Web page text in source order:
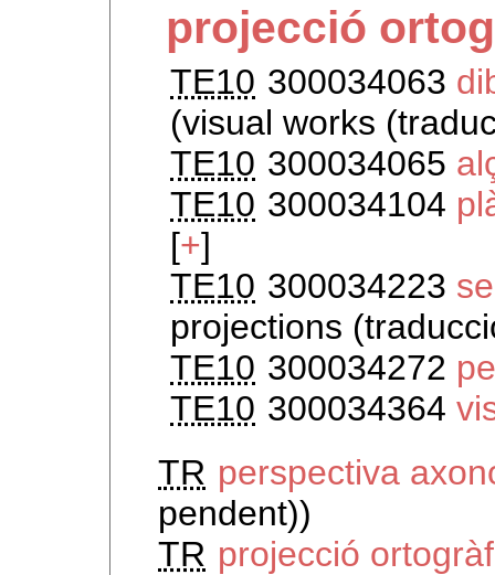
projecció
TE10 300034063
(visual works
TE10 300034065
TE10 300034104
[+]
TE10 300034223
projections
TE10 300034272
TE10 300034364
TR perspectiva
pendent))
TR projecció